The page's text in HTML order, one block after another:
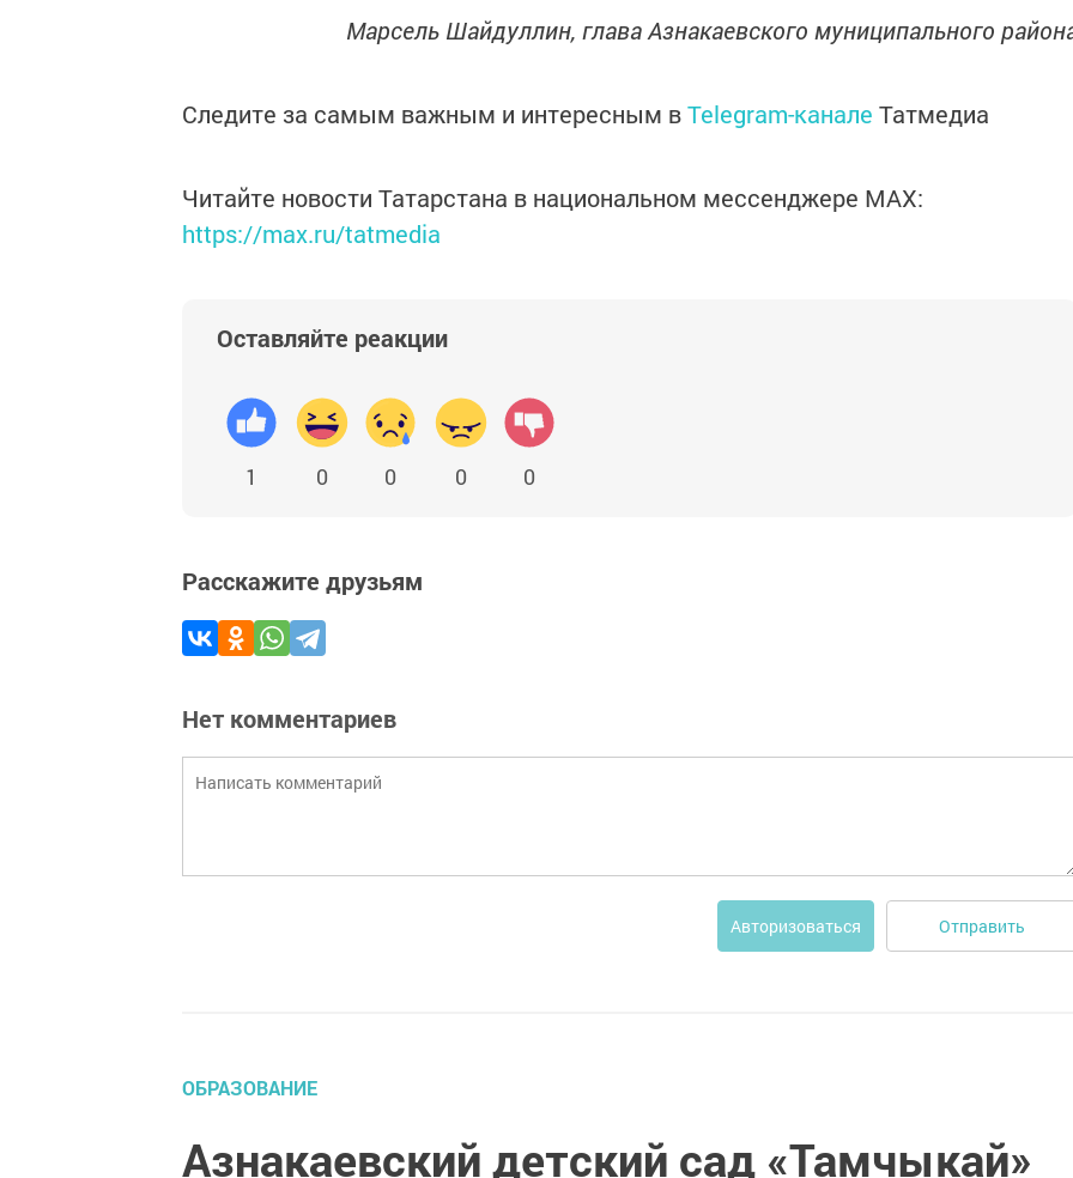
Марсель Шайдуллин, глава Азнакаевского муниципального
Следите за самым важным и интересным вTelegram-канале Татмедиа
Читайте новости Татарстана в национальном мессенджере MАХ:
https://max.ru/tatmedia
Оставляйте реакции
1 0 0 0 0
Расскажите друзьям
Нет комментариев
Авторизоваться Отправить
ОБРАЗОВАНИЕ
Азнакаевский детский сад «Тамчыкай»